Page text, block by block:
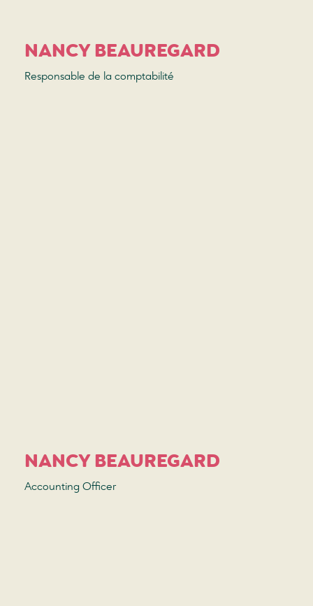
NANCY BEAUREGARD
Responsable de la comptabilité
NANCY BEAUREGARD
Accounting Officer